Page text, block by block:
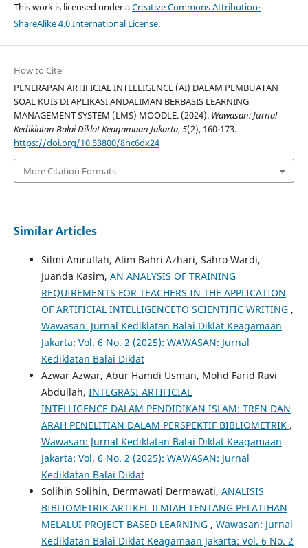
This work is licensed under aCreative Commons Attribution-
ShareAlike 4.0 International License.
How to Cite
PENERAPAN ARTIFICIAL INTELLIGENCE (AI) DALAM PEMBUATAN
SOAL KUIS DI APLIKASI ANDALIMAN BERBASIS LEARNING
MANAGEMENT SYSTEM (LMS) MOODLE. (2024). Wawasan: Jurnal
Kediklatan Balai Diklat Keagamaan Jakarta,5(2), 160-173.
https://doi.org/10.53800/8hc6dx24
More Citation Formats
Similar Articles
Silmi Amrullah, Alim Bahri Azhari, Sahro Wardi,
Juanda Kasim, AN ANALYSIS OF TRAINING
REQUIREMENTS FOR TEACHERS IN THE APPLICATION
OF ARTIFICIAL INTELLIGENCETO SCIENTIFIC WRITING ,
Wawasan: Jurnal Kediklatan Balai Diklat Keagamaan
Jakarta: Vol. 6 No. 2 (2025): WAWASAN: Jurnal
Kediklatan Balai Diklat
Azwar Azwar, Abur Hamdi Usman, Mohd Farid Ravi
Abdullah, INTEGRASI ARTIFICIAL
INTELLIGENCE DALAM PENDIDIKAN ISLAM: TREN DAN
ARAH PENELITIAN DALAM PERSPEKTIF BIBLIOMETRIK ,
Wawasan: Jurnal Kediklatan Balai Diklat Keagamaan
Jakarta: Vol. 6 No. 2 (2025): WAWASAN: Jurnal
Kediklatan Balai Diklat
Solihin Solihin, Dermawati Dermawati, ANALISIS
BIBLIOMETRIK ARTIKEL ILMIAH TENTANG PELATIHAN
MELALUI PROJECT BASED LEARNING , Wawasan: Jurnal
Kediklatan Balai Diklat Keagamaan Jakarta: Vol. 6 No. 2